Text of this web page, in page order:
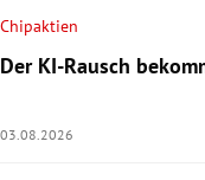
Chipaktien
Der KI-Rausch
03.08.2026